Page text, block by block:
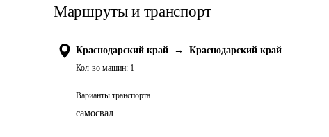
Маршруты и транспорт
Краснодарский край → Краснодарский край
Кол-во машин: 1
Варианты транспорта
самосвал